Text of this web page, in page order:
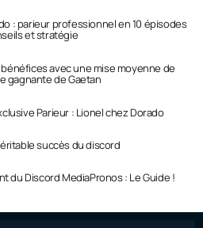
: parieur professionnel en 10 épisodes
et stratégie
avec une mise moyenne de
gagnante de Gaetan
Parieur : Lionel chez Dorado
succès du discord
du Discord MediaPronos : Le Guide !